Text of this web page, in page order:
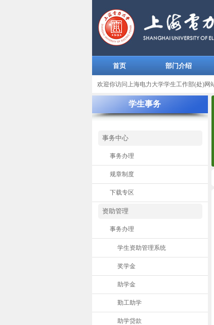
首页 部门介绍
欢迎你访问上海电力大学学生工作部(处)网
学生事务
事务中心
事务办理
规章制度
下载专区
资助管理
事务办理
学生资助管理系统
奖学金
助学金
勤工助学
助学贷款